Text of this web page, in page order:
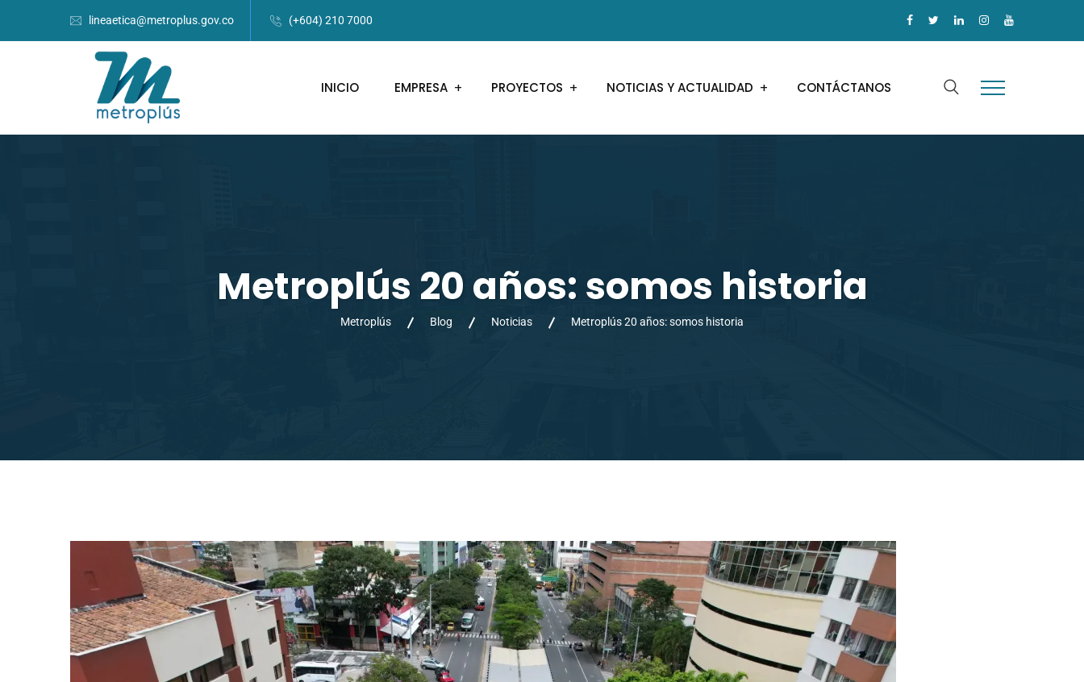
lineaetica@metroplus.gov.co (+604) 210 7000
INICIO EMPRESA PROYECTOS NOTICIAS Y ACTUALIDAD CONTÁCTANOS
Metroplús 20 años: somos historia
Metroplús Blog Noticias Metroplús 20 años: somos historia